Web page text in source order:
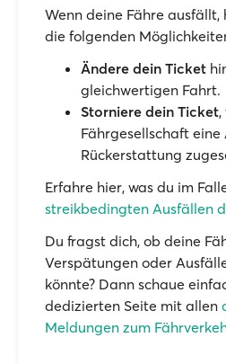
Wenn deine Fähre ausfällt,
die folgenden
Ändere dein Ticket
gleichwertigen Fahrt.
Storniere dein Ticket,
Fährgesellschaft
Rückerstattung
Erfahre hier, was du im
streikbedingten Ausfällen
Du fragst dich, ob deine
Verspätungen oder
könnte? Dann schaue
dedizierten Seite mit allen
Meldungen zum